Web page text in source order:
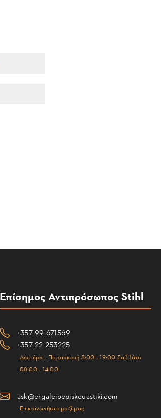
Επίσημος Αντιπρόσωπος Stihl
+357 99 671569
+357 22 253225
Δευτέρα - Παρασκευή 8:00 - 19:00 Σαββάτο
08:00 - 14:00
ask@ergaleioepiskeuastiki.com
Επικοινωνήστε μαζί μας